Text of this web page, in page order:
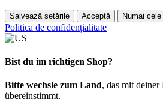
Salvează setările Acceptă Numai
Politica de confidențialitate
Bist du im richtigen Shop?
Bitte wechsle zum Land, das mit deiner
übereinstimmt.